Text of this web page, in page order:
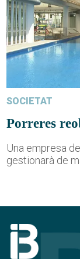
SOCIETAT
Porreres
Una empresa
gestionarà de